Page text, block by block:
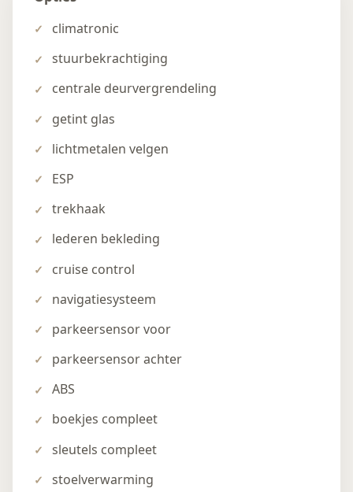
climatronic
stuurbekrachtiging
centrale deurvergrendeling
getint glas
lichtmetalen velgen
ESP
trekhaak
lederen bekleding
cruise control
navigatiesysteem
parkeersensor voor
parkeersensor achter
ABS
boekjes compleet
sleutels compleet
stoelverwarming